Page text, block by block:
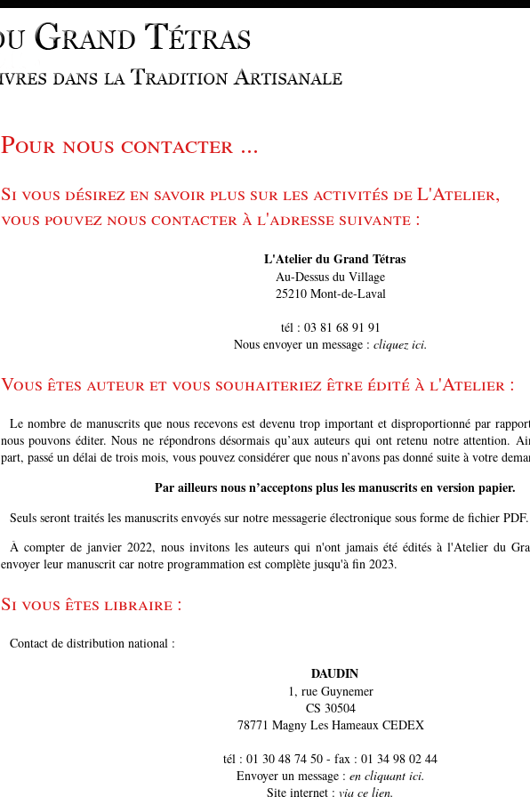
Pour nous contacter ...
Si vous désirez en savoir plus sur les activités de L'Atelier,
vous pouvez nous contacter à l'adresse suivante :
L'Atelier du Grand Tétras
Au-Dessus du Village
25210 Mont-de-Laval
tél : 03 81 68 91 91
Nous envoyer un message : cliquez ici.
Vous êtes auteur et vous souhaiteriez être édité à l'Atelier :
Le nombre de manuscrits que nous recevons est devenu trop important et disproportionné par
nous pouvons éditer. Nous ne répondrons désormais qu’aux auteurs qui ont retenu notre attention.
part, passé un délai de trois mois, vous pouvez considérer que nous n’avons pas donné suite à votre
Par ailleurs nous n’acceptons plus les manuscrits en version papier.
Seuls seront traités les manuscrits envoyés sur notre messagerie électronique sous forme de fichier PDF.
À compter de janvier 2022, nous invitons les auteurs qui n'ont jamais été édités à l'Atelier du
envoyer leur manuscrit car notre programmation est complète jusqu'à fin 2023.
Si vous êtes libraire :
Contact de distribution national :
DAUDIN
1, rue Guynemer
CS 30504
78771 Magny Les Hameaux CEDEX
tél : 01 30 48 74 50 - fax : 01 34 98 02 44
Envoyer un message : en cliquant ici.
Site internet : via ce lien.